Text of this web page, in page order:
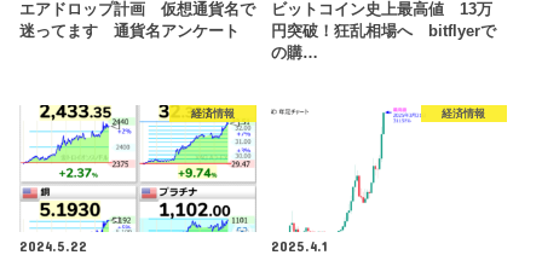
エアドロップ計画 仮想通貨名で
迷ってます 通貨名アンケート
ビットコイン史上最高値 13万
円突破！狂乱相場へ bitflyerで
の購…
経済情報
2024.5.22
経済情報
2025.4.1